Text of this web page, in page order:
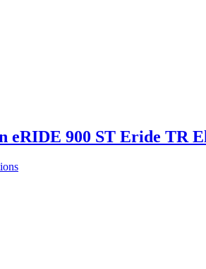
eRIDE 900 ST Eride TR